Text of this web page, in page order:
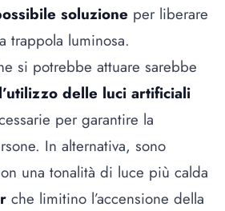
soluzione per liberare
trappola luminosa.
si potrebbe attuare sarebbe
delle luci artificiali
per garantire la
In alternativa, sono
una tonalità di luce più calda
che limitino l’accensione della